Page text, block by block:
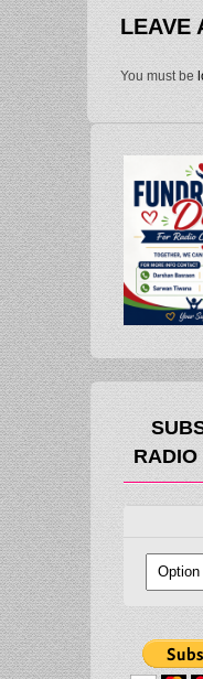
LEAVE
You must be
RADIO